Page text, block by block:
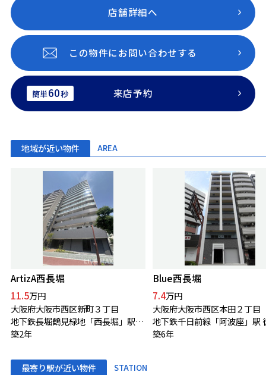
店舗詳細へ
この物件にお問い合わせする
簡単60秒 来店予約
地域が近い物件 AREA
ArtizA西長堀
11.5万円
大阪府大阪市西区新町３丁目
地下鉄長堀鶴見緑地「西長堀」駅 徒歩3分
築2年
Blue西長堀
7.4万円
大阪府大阪市西区本田２丁目
築6年
最寄り駅が近い物件 STATION